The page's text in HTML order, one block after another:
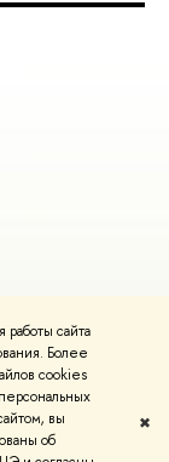
сайта
Более
cookies
вы
об
✖